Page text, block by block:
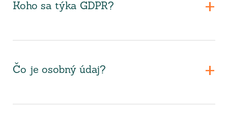
Koho sa týka GDPR?
Čo je osobný údaj?